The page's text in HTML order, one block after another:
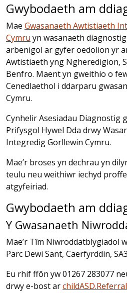
Gwybodaeth am
Mae Gwasanaeth Awtistiaeth
Cymru yn wasanaeth
arbenigol ar gyfer oedolion yr
Awtistiaeth yng Ngheredigion,
Benfro. Maent yn gweithio o
Cenedlaethol i ddarparu
Cymru.
Cynhelir Asesiadau Diagnostig
Prifysgol Hywel Dda drwy
Integredig Gorllewin Cymru.
Mae’r broses yn dechrau yn
teulu neu weithiwr iechyd
atgyfeiriad.
Gwybodaeth am
Y Gwasanaeth
Mae’r Tîm Niwroddatblygiadol
Parc Dewi Sant, Caerfyrddin,
Eu rhif ffôn yw 01267 283077
drwy e-bost ar